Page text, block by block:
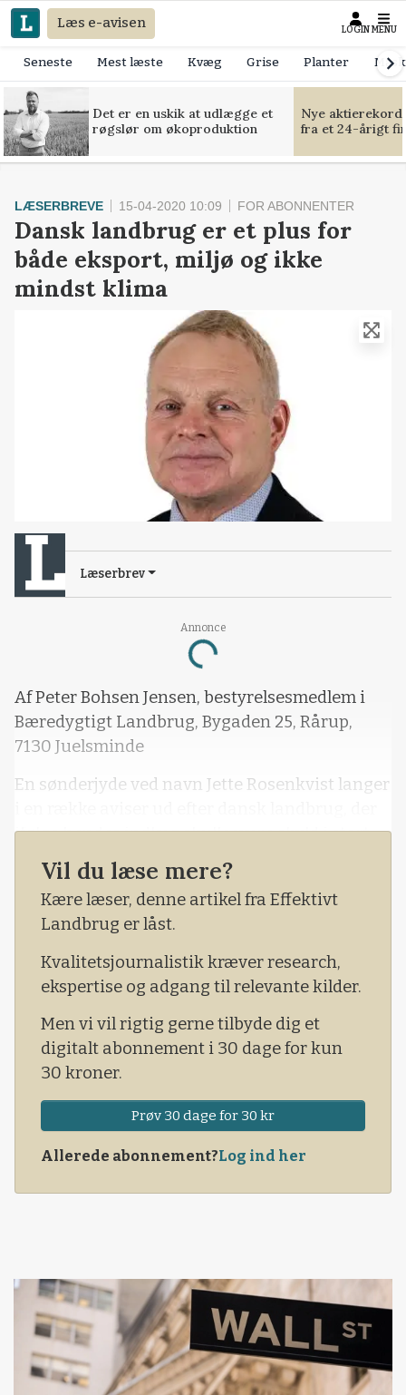
Læs e-avisen LOGIN MENU
Seneste Mest læste Kvæg Grise Planter
Det er en uskik at udlægge et
røgslør om økoproduktion
Nye
fra et 24-årigt
Annonce
Loading...
LÆSERBREVE 15-04-2020 10:09 FOR ABONNENTER
Dansk landbrug er et plus for
både eksport, miljø og ikke
mindst klima
Læserbrev
Af Peter Bohsen Jensen, bestyrelsesmedlem i
Bæredygtigt Landbrug, Bygaden 25, Rårup,
7130 Juelsminde
En sønderjyde ved navn Jette Rosenkvist langer
ifølge hendes indlæg skulle være skyld i stort
set alle verdens ulykker. Især er det – må vi
forstå – miljøet og den manglende (!) eksport,
der er problemet…
Vil du læse mere?
Kære læser, denne artikel fra Effektivt
Landbrug er låst.
Kvalitetsjournalistik kræver research,
ekspertise og adgang til relevante kilder.
Men vi vil rigtig gerne tilbyde dig et
digitalt abonnement i 30 dage for kun
30 kroner.
Prøv 30 dage for 30 kr
Allerede abonnement?Log ind her